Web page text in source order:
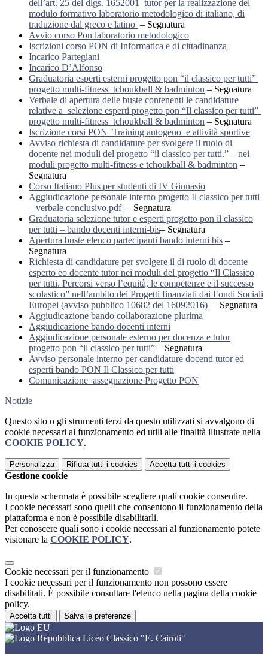
dell’art. 25 del dlgs. 1652001 tutor per la realizzazione del
modulo formativo laboratorio metodologico di italiano, di
traduzione dal greco e latino – Segnatura
Avvio corso Pon laboratorio metodologico
Iscrizioni corso PON di Informatica e di cittadinanza
Incarico Partegiani
Incarico D’Alfonso
Graduatoria esperti esterni progetto pon “il classico per tutti”
progetto multi-fitness tchoukball & badminton – Segnatura
Verbale di apertura delle buste contenenti le candidature
relative a selezione esperti progetto pon “Il classico per tutti”
progetto multi-fitness tchoukball & badminton – Segnatura
Iscrizione corsi PON Training autogeno e attività sportive
Avviso richiesta di candidature per svolgere il ruolo di
docente nei moduli del progetto “il classico per tutti.” – nei
moduli progetto multi-fitness e tchoukball & badminton –
Segnatura
Corso Italiano Plus per studenti di IV Ginnasio
Aggiudicazione personale interno progetto Il classico per tutti
– verbale conclusivo.pdf – Segnatura
Graduatoria selezione tutor e esperti progetto pon il classico
per tutti – bando docenti interni-bis– Segnatura
Apertura buste elenco partecipanti bando interni bis –
Segnatura
Richiesta di candidature per svolgere il di ruolo di docente
esperto eo docente tutor nei moduli del progetto “Il Classico
per tutti. Percorsi verso l’equità, le competenze e il successo
scolastico” nell’ambito dei Progetti finanziati dai Fondi Sociali
Europei (avviso pubblico 10682 del 16092016) – Segnatura
Aggiudicazione bando collaborazione plurima
Aggiudicazione bando docenti interni
Aggiudicazione personale esterno per docenza e tutor
progetto pon “il classico per tutti” – Segnatura
Avviso personale interno per candidature docenti tutor ed
esperti bando PON Il Classico per tutti
Comunicazione assegnazione Progetto PON
Notizie
Questo sito o gli strumenti terzi da questo utilizzati si avvalgono di
cookie necessari al funzionamento ed utili alle finalità illustrate nella
COOKIE POLICY.
Personalizza Rifiuta tutti i cookies Accetta tutti i cookies
Gestione cookie
In questa schermata è possibile scegliere quali cookie consentire.
I cookie necessari sono quelli che consentono il funzionamento della
piattaforma e non è possibile disabilitarli.
Per conoscere quali sono i cookie necessari al funzionamento potete
visionare la COOKIE POLICY.
Cookie necessari per il funzionamento
I cookie necessari per il funzionamento non possono essere
disabilitati. È possibile consultare l'elenco nella pagina della cookie
policy.
Accetta tutti Salva le preferenze
Liceo Classico "E. Cairoli"